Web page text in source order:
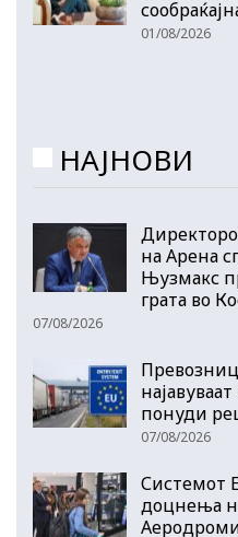
01/08/2026
НАЈНОВИ
на Арена
Њузмакс
грата во
07/08/2026
понуди
07/08/2026
Системот
доцнења